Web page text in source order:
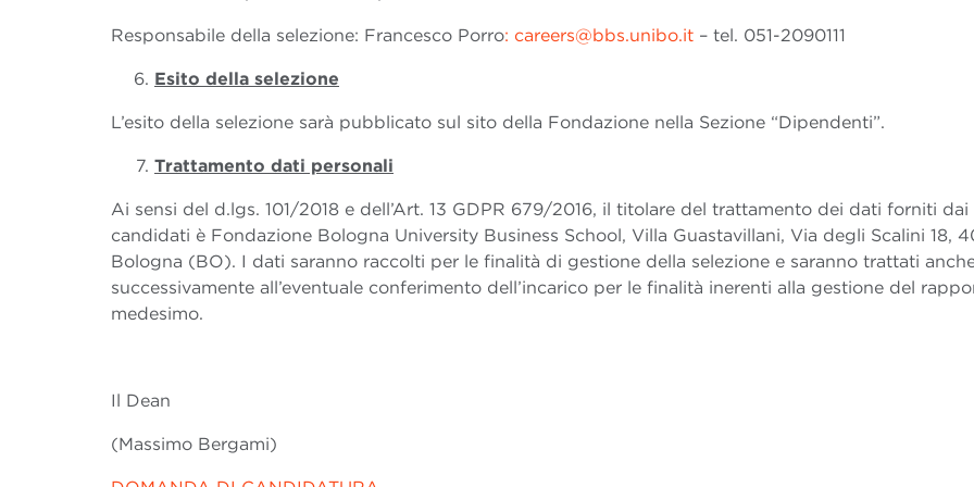
Responsabile della selezione: Francesco Porro: careers@bbs.unibo.it – tel. 051-2090111
Esito della selezione
L’esito della selezione sarà pubblicato sul sito della Fondazione nella Sezione “Dipendenti”.
Trattamento dati personali
Ai sensi del d.lgs. 101/2018 e dell’Art. 13 GDPR 679/2016, il titolare del trattamento dei dati forniti dai
candidati è Fondazione Bologna University Business School, Villa Guastavillani, Via degli Scalini 18,
Bologna (BO). I dati saranno raccolti per le finalità di gestione della selezione e saranno trattati
successivamente all’eventuale conferimento dell’incarico per le finalità inerenti alla gestione del
medesimo.
Il Dean
(Massimo Bergami)